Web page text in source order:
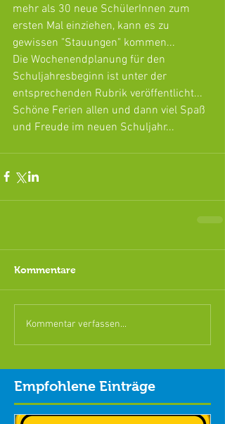
mehr als 30 neue SchülerInnen zum
ersten Mal einziehen, kann es zu
gewissen "Stauungen" kommen...
Die Wochenendplanung für den
Schuljahresbeginn ist unter der
entsprechenden Rubrik veröffentlicht...
Schöne Ferien allen und dann viel Spaß
und Freude im neuen Schuljahr...
Kommentare
Kommentar verfassen...
Empfohlene Einträge